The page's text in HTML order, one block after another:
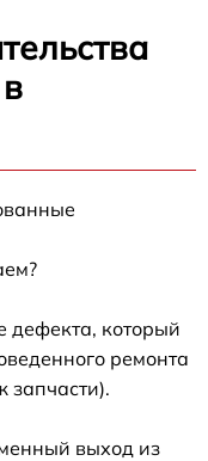
дефекта, который
ремонта
запчасти).
выход из